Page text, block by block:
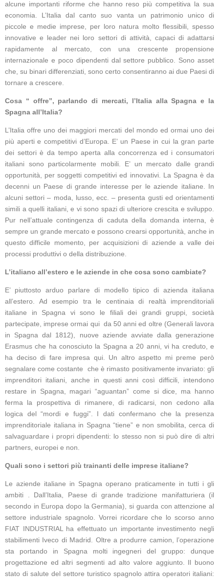
alcune importanti riforme che hanno reso più competitiva la sua
economia. L’Italia dal canto suo vanta un patrimonio unico di
piccole e medie imprese, per loro natura molto flessibili, spesso
innovative e leader nei loro settori di attività, capaci di adattarsi
rapidamente al mercato, con una crescente propensione
internazionale e poco dipendenti dal settore pubblico. Sono asset
che, su binari differenziati, sono certo consentiranno ai due Paesi di
tornare a crescere.
Cosa “ offre”, parlando di mercati, l’Italia alla Spagna e la
Spagna all’Italia?
L’Italia offre uno dei maggiori mercati del mondo ed ormai uno dei
più aperti e competitivi d’Europa. E’ un Paese in cui la gran parte
dei settori è da tempo aperta alla concorrenza ed i consumatori
italiani sono particolarmente mobili. E’ un mercato dalle grandi
opportunità, per soggetti competitivi ed innovativi. La Spagna è da
decenni un Paese di grande interesse per le aziende italiane. In
alcuni settori – moda, lusso, ecc. – presenta gusti ed orientamenti
simili a quelli italiani, e vi sono spazi di ulteriore crescita e sviluppo.
Pur nell’attuale contingenza di caduta della domanda interna, è
sempre un grande mercato e possono crearsi opportunità, anche in
questo difficile momento, per acquisizioni di aziende a valle dei
processi produttivi o della distribuzione.
L’italiano all’estero e le aziende in che cosa sono cambiate?
E’ piuttosto arduo parlare di modello tipico di azienda italiana
all’estero. Ad esempio tra le centinaia di realtà imprenditoriali
italiane in Spagna vi sono le filiali dei grandi gruppi, società
partecipate, imprese ormai qui da 50 anni ed oltre (Generali lavora
in Spagna dal 1812), nuove aziende avviate dalla generazione
Erasmus che ha conosciuto la Spagna a 20 anni, vi ha creduto, e
ha deciso di fare impresa qui. Un altro aspetto mi preme però
segnalare come costante che è rimasto positivamente invariato: gli
imprenditori italiani, anche in questi anni così difficili, intendono
restare in Spagna, magari “aguantan” come si dice, ma hanno
ferma la prospettiva di rimanere, di radicarsi, non cedono alla
logica del “mordi e fuggi”. I dati confermano che la presenza
imprenditoriale italiana in Spagna “tiene” e non smobilita, cerca di
salvaguardare i propri dipendenti: lo stesso non si può dire di altri
partners, europei e non.
Quali sono i settori più trainanti delle imprese italiane?
Le aziende italiane in Spagna operano praticamente in tutti i gli
ambiti . Dall’Italia, Paese di grande tradizione manifatturiera (il
secondo in Europa dopo la Germania), si guarda con attenzione al
settore industriale spagnolo. Vorrei ricordare che lo scorso anno
FIAT INDUSTRIAL ha effettuato un importante investimento negli
stabilimenti Iveco di Madrid. Oltre a produrre camion, l’operazione
sta portando in Spagna molti ingegneri del gruppo: dunque
progettazione ed altri segmenti ad alto valore aggiunto. Il buono
stato di salute del settore turistico spagnolo attira operatori italiani: